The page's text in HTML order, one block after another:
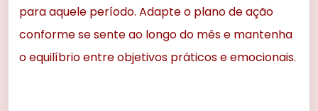
para aquele período. Adapte o plano de ação
conforme se sente ao longo do mês e mantenha
o equilíbrio entre objetivos práticos e emocionais.